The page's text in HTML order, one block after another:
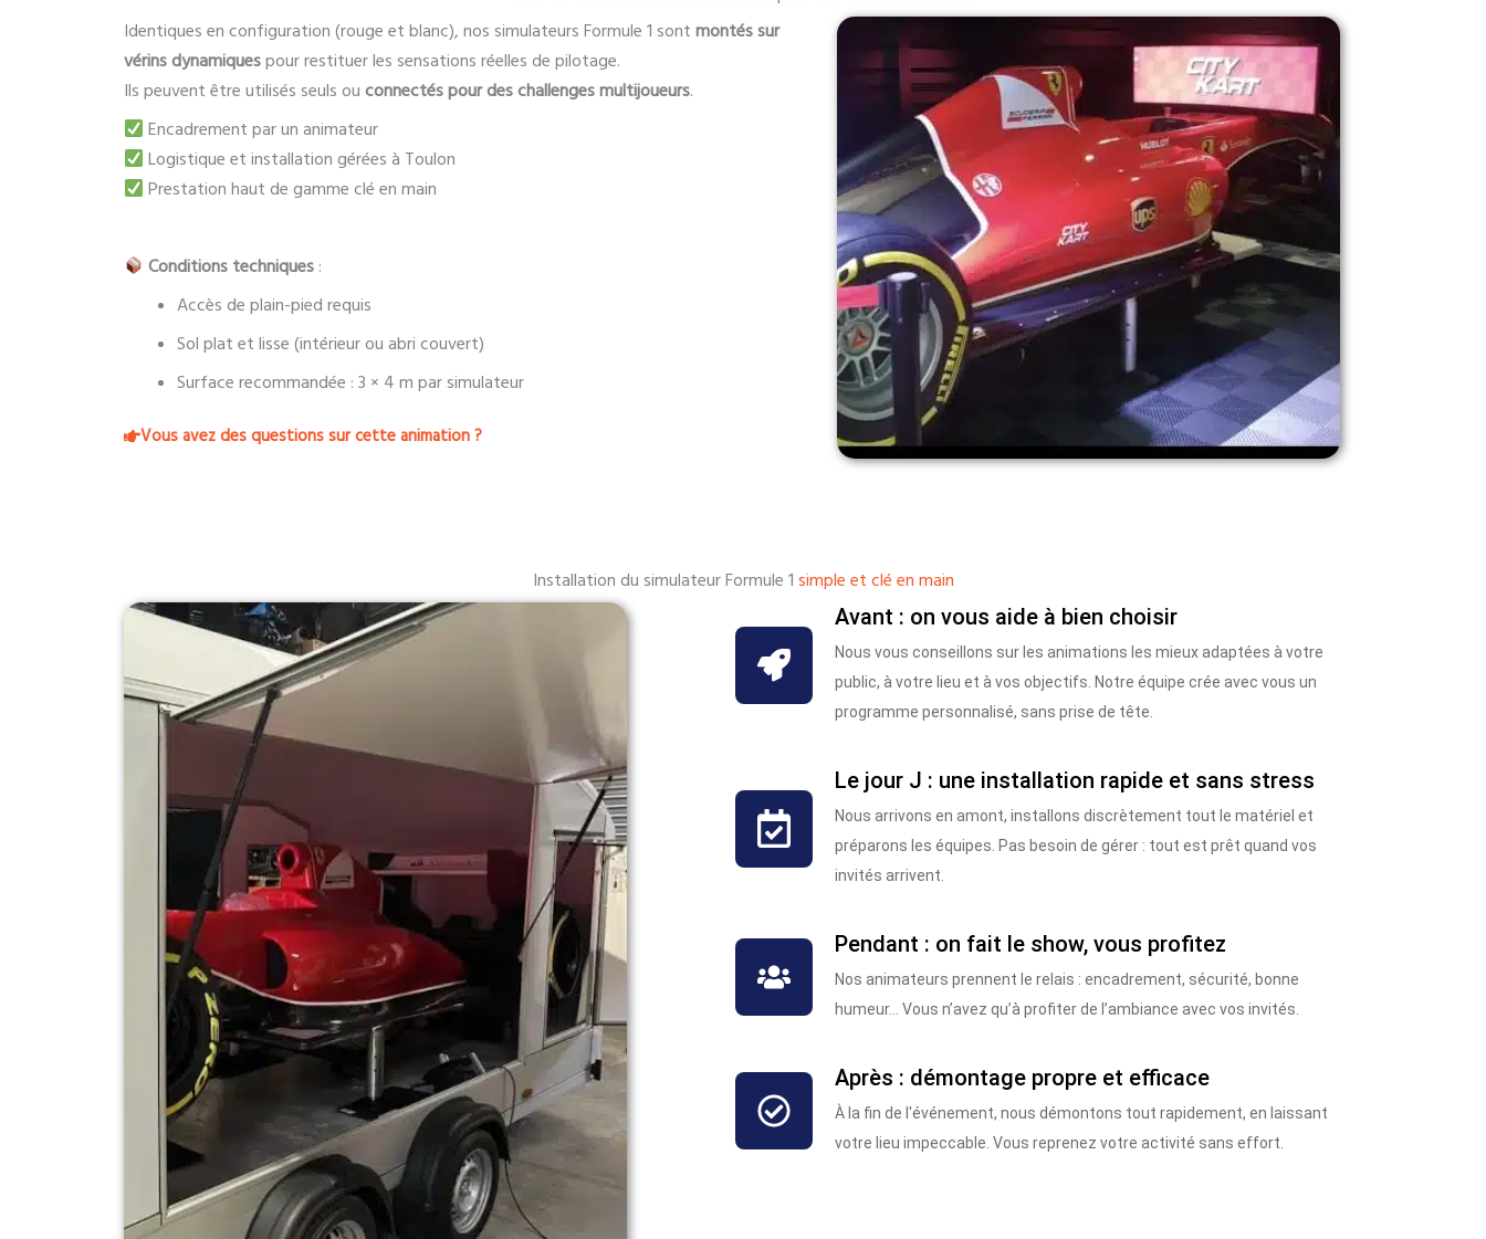
Identiques en configuration (rouge et blanc), nos simulateurs Formule 1 sont montés sur
vérins dynamiquespour restituer les sensations réelles de pilotage.
Ils peuvent être utilisés seuls ou connectés pour des challenges multijoueurs.
Encadrement par un animateur
Logistique et installation gérées à Toulon
Prestation haut de gamme clé en main
Conditions techniques :
Accès de plain-pied requis
Sol plat et lisse (intérieur ou abri couvert)
Surface recommandée : 3 × 4 m par simulateur
Vous avez des questions sur cette animation ?
Installation du simulateur Formule 1 simple et clé en main
Avant : on vous aide à bien choisir
Nous vous conseillons sur les animations les mieux adaptées à votre
public, à votre lieu et à vos objectifs. Notre équipe crée avec vous un
programme personnalisé, sans prise de tête.
Le jour J : une installation rapide et sans stress
Nous arrivons en amont, installons discrètement tout le matériel et
préparons les équipes. Pas besoin de gérer : tout est prêt quand vos
invités arrivent.
Pendant : on fait le show, vous profitez
Nos animateurs prennent le relais : encadrement, sécurité, bonne
humeur… Vous n’avez qu’à profiter de l’ambiance avec vos invités.
Après : démontage propre et efficace
À la fin de l'événement, nous démontons tout rapidement, en laissant
votre lieu impeccable. Vous reprenez votre activité sans effort.